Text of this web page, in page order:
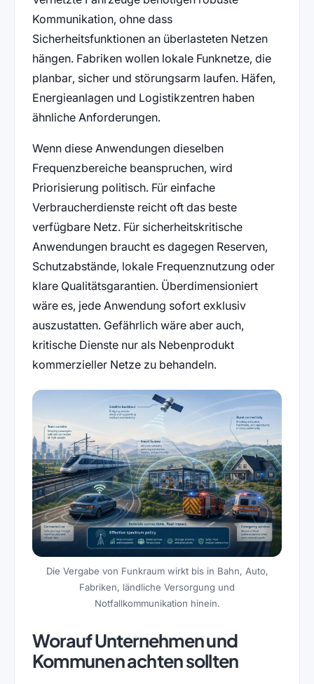
Kommunikation, ohne dass
Sicherheitsfunktionen an überlasteten Netzen
hängen. Fabriken wollen lokale Funknetze, die
planbar, sicher und störungsarm laufen. Häfen,
Energieanlagen und Logistikzentren haben
ähnliche Anforderungen.
Wenn diese Anwendungen dieselben
Frequenzbereiche beanspruchen, wird
Priorisierung politisch. Für einfache
Verbraucherdienste reicht oft das beste
verfügbare Netz. Für sicherheitskritische
Anwendungen braucht es dagegen Reserven,
Schutzabstände, lokale Frequenznutzung oder
klare Qualitätsgarantien. Überdimensioniert
wäre es, jede Anwendung sofort exklusiv
auszustatten. Gefährlich wäre aber auch,
kritische Dienste nur als Nebenprodukt
kommerzieller Netze zu behandeln.
Die Vergabe von Funkraum wirkt bis in Bahn, Auto,
Fabriken, ländliche Versorgung und
Notfallkommunikation hinein.
Worauf Unternehmen und
Kommunen achten sollten